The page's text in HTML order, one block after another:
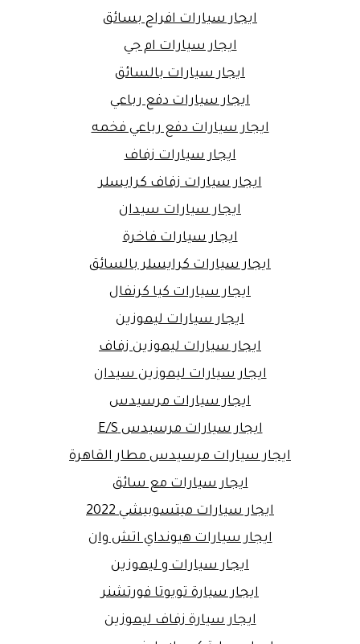
ايجار سيارات افراح بسائق
ايجار سيارات ام جي
ايجار سيارات بالسائق
ايجار سيارات دفع رباعي
ايجار سيارات دفع رباعي فخمه
ايجار سيارات زفاف
ايجار سيارات زفاف كرايسلر
ايجار سيارات سيدان
ايجار سيارات فاخرة
ايجار سيارات كرايسلر بالسائق
ايجار سيارات كيا كرنفال
ايجار سيارات ليموزين
ايجار سيارات ليموزين زفاف
ايجار سيارات ليموزين سيدان
ايجار سيارات مرسيدس
ايجار سيارات مرسيدس E/S
ايجار سيارات مرسيدس مطار القاهرة
ايجار سيارات مع سائق
ايجار سيارات ميتسوبيشي 2022
ايجار سيارات هيونداي اتش وان
ايجار سيارات و ليموزين
ايجار سيارة تويوتا فورتشنر
ايجار سيارة زفاف ليموزين